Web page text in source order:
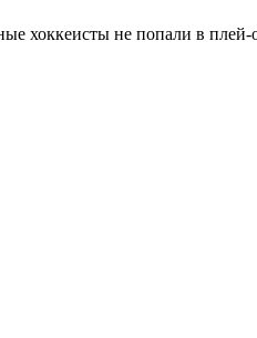
хоккеисты не попали в